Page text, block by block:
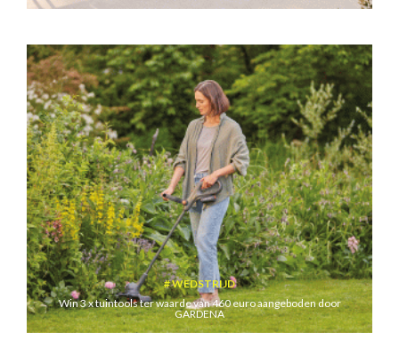
WEDSTRIJD
Win 3 x tuintools ter waarde van 460 euro aangeboden door
GARDENA